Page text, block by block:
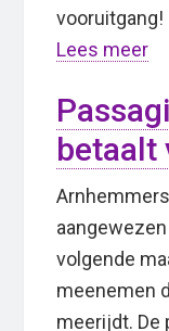
vooruitgang!
Lees meer
betaalt
volgende
meenemen
meerijdt. De